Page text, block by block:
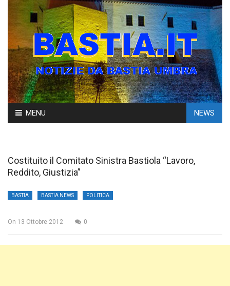
Skip
to
MENU NEWS
Costituito il Comitato Sinistra Bastiola “Lavoro,
Reddito, Giustizia”
BASTIA BASTIA NEWS POLITICA
On 13 Ottobre 2012 0